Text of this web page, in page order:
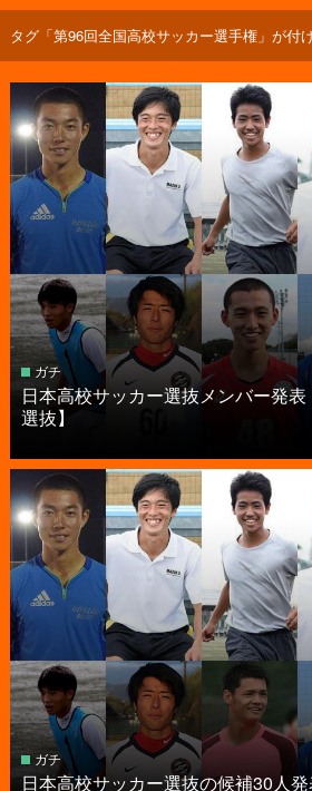
タグ「第96回全国高校サッカー選手権」が付
ガチ
日本高校サッカー選抜メンバー発
選抜】
ガチ
日本高校サッカー選抜の候補30人